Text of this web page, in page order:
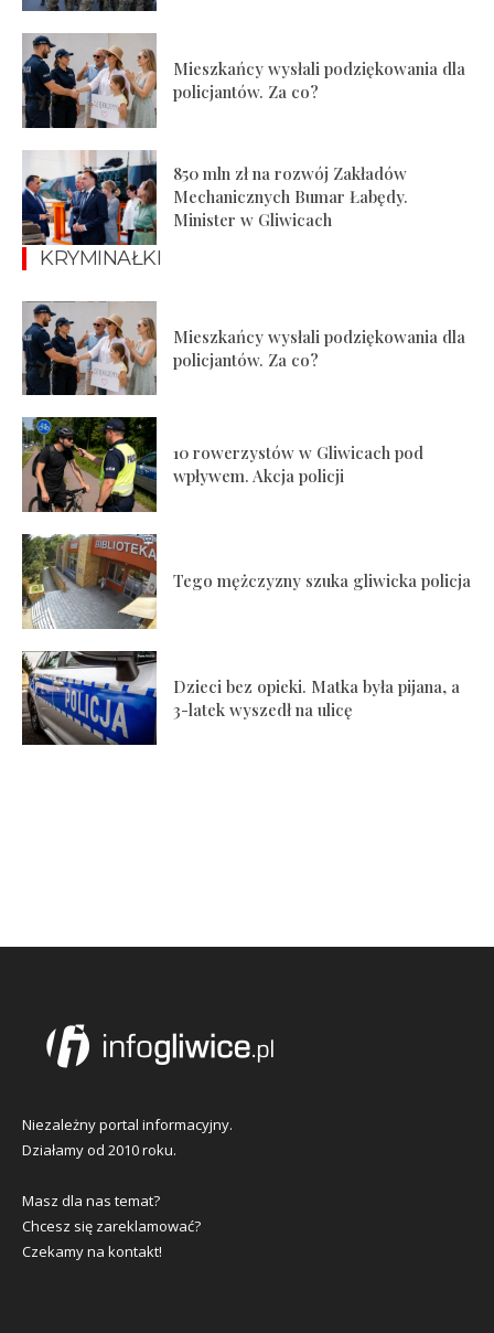
Mieszkańcy wysłali podziękowania dla
policjantów. Za co?
850 mln zł na rozwój Zakładów
Mechanicznych Bumar Łabędy.
Minister w Gliwicach
KRYMINAŁKI
Mieszkańcy wysłali podziękowania dla
policjantów. Za co?
10 rowerzystów w Gliwicach pod
wpływem. Akcja policji
Tego mężczyzny szuka gliwicka policja
Dzieci bez opieki. Matka była pijana, a
3-latek wyszedł na ulicę
Niezależny portal informacyjny.
Działamy od 2010 roku.
Masz dla nas temat?
Chcesz się zareklamować?
Czekamy na kontakt!